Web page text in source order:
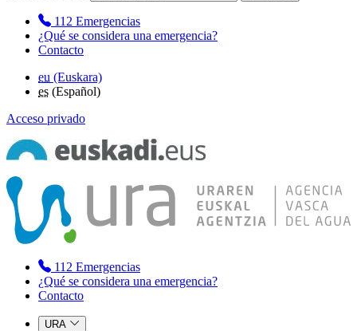
112 Emergencias
¿Qué se considera una emergencia?
Contacto
eu (Euskara)
es (Español)
Acceso privado
112 Emergencias
¿Qué se considera una emergencia?
Contacto
URA